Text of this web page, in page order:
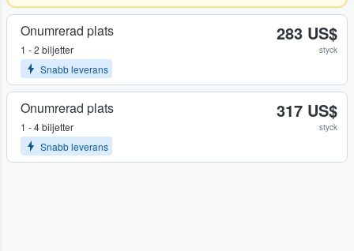
Onumrerad plats
1 - 2 biljetter
Snabb leverans
283 US$
styck
Onumrerad plats
1 - 4 biljetter
Snabb leverans
317 US$
styck